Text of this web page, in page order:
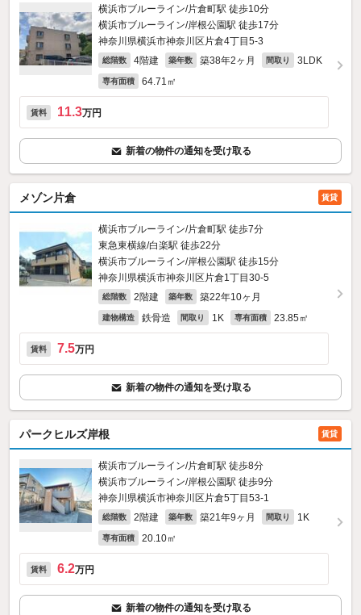
横浜市ブルーライン/片倉町駅 徒歩10分
横浜市ブルーライン/岸根公園駅 徒歩17分
神奈川県横浜市神奈川区片倉4丁目5-3
総階数 4階建 築年数 築38年2ヶ月 間取り 3LDK
専有面積 64.71㎡
賃料 11.3万円
新着の物件の通知を受け取る
メゾン片倉 賃貸
横浜市ブルーライン/片倉町駅 徒歩7分
東急東横線/白楽駅 徒歩22分
横浜市ブルーライン/岸根公園駅 徒歩15分
神奈川県横浜市神奈川区片倉1丁目30-5
総階数 2階建 築年数 築22年10ヶ月
建物構造 鉄骨造 間取り 1K 専有面積 23.85㎡
賃料 7.5万円
新着の物件の通知を受け取る
パークヒルズ岸根 賃貸
横浜市ブルーライン/片倉町駅 徒歩8分
横浜市ブルーライン/岸根公園駅 徒歩9分
神奈川県横浜市神奈川区片倉5丁目53-1
総階数 2階建 築年数 築21年9ヶ月 間取り 1K
専有面積 20.10㎡
賃料 6.2万円
新着の物件の通知を受け取る